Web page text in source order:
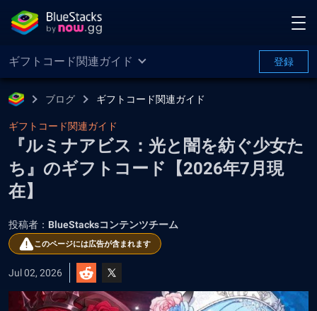
ギフトコード関連ガイド 登録
ブログ ギフトコード関連ガイド
ギフトコード関連ガイド
『ルミナアビス：光と闇を紡ぐ少女た
ち』のギフトコード【2026年7月現
在】
投稿者： BlueStacksコンテンツチーム
このページには広告が含まれます
Jul 02, 2026